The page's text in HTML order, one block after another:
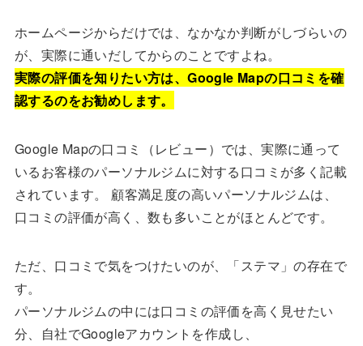
ホームページからだけでは、なかなか判断がしづらいの
が、実際に通いだしてからのことですよね。
実際の評価を知りたい方は、Google Mapの口コミを確
認するのをお勧めします。
Google Mapの口コミ（レビュー）では、実際に通って
いるお客様のパーソナルジムに対する口コミが多く記載
されています。 顧客満足度の高いパーソナルジムは、
口コミの評価が高く、数も多いことがほとんどです。
ただ、口コミで気をつけたいのが、「ステマ」の存在で
す。
パーソナルジムの中には口コミの評価を高く見せたい
分、自社でGoogleアカウントを作成し、